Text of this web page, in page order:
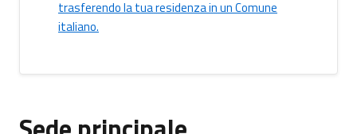
trasferendo la tua residenza in un Comune
italiano.